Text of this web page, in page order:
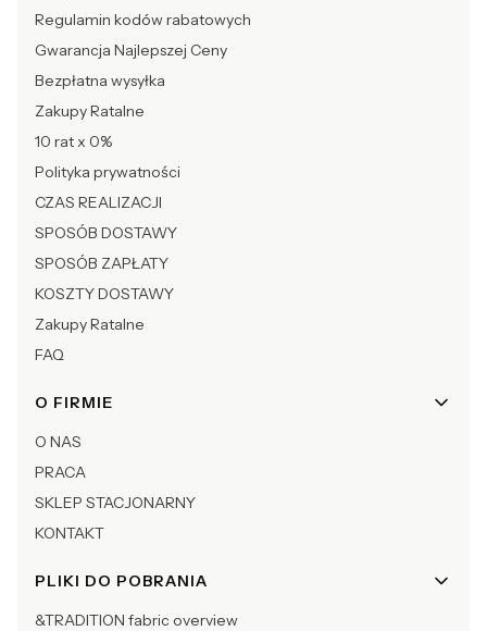
Regulamin kodów rabatowych
Gwarancja Najlepszej Ceny
Bezpłatna wysyłka
Zakupy Ratalne
10 rat x 0%
Polityka prywatności
CZAS REALIZACJI
SPOSÓB DOSTAWY
SPOSÓB ZAPŁATY
KOSZTY DOSTAWY
Zakupy Ratalne
FAQ
O FIRMIE
O NAS
PRACA
SKLEP STACJONARNY
KONTAKT
PLIKI DO POBRANIA
&TRADITION fabric overview